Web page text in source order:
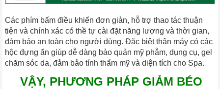
Các phím bấm điều khiển đơn giản, hỗ trợ thao tác thuận
tiện và chính xác có thề tự cài đặt năng lượng và thời gian,
đảm bảo an toàn cho người dùng. Đặc biệt thân máy có các
hộc đựng ẩn giúp dễ dàng bảo quản mỹ phẫm, dụng cụ, gel
chăm sóc da, đảm bảo tính thẩm mỹ và diện tích cho Spa.
VẬY, PHƯƠNG PHÁP GIẢM BÉO